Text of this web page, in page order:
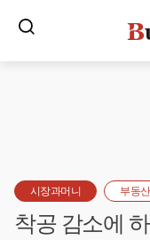
시장과머니 부동산
착공 감소에